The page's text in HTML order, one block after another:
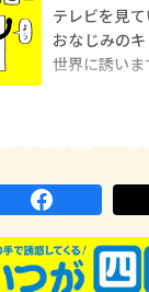
テレビを見
おなじみの
世界に誘いま